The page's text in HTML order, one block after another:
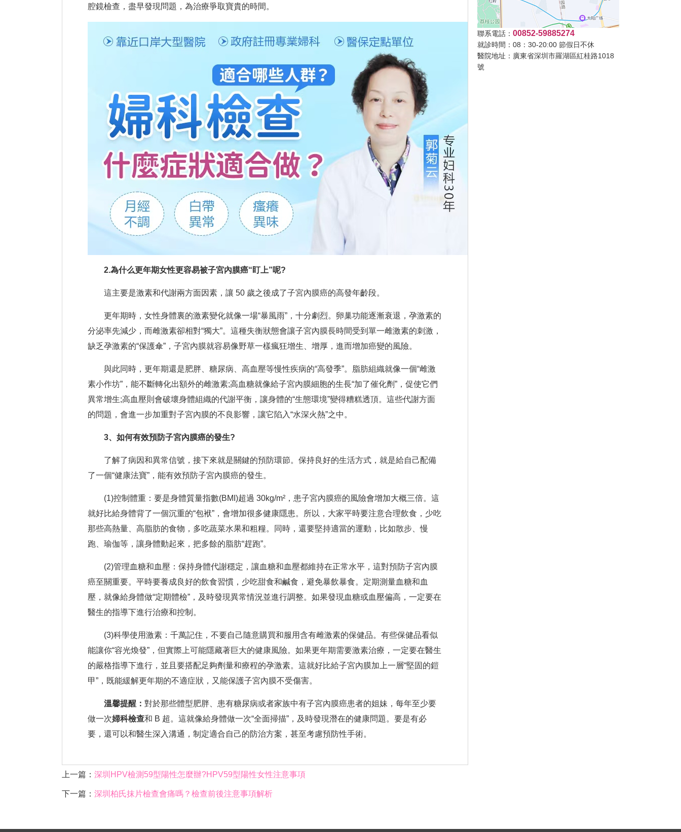
腔鏡檢查，盡早發現問題，為治療爭取寶貴的時間。
2.為什么更年期女性更容易被子宮內膜癌“盯上”呢?
這主要是激素和代謝兩方面因素，讓 50 歲之後成了子宮內膜癌的高發年齡段。
更年期時，女性身體裏的激素變化就像一場“暴風雨”，十分劇烈。卵巢功能逐漸衰退，孕激素的
分泌率先減少，而雌激素卻相對“獨大”。這種失衡狀態會讓子宮內膜長時間受到單一雌激素的刺激，
缺乏孕激素的“保護傘”，子宮內膜就容易像野草一樣瘋狂增生、增厚，進而增加癌變的風險。
與此同時，更年期還是肥胖、糖尿病、高血壓等慢性疾病的“高發季”。脂肪組織就像一個“雌激
素小作坊”，能不斷轉化出額外的雌激素;高血糖就像給子宮內膜細胞的生長“加了催化劑”，促使它們
異常增生;高血壓則會破壞身體組織的代謝平衡，讓身體的“生態環境”變得糟糕透頂。這些代謝方面
的問題，會進一步加重對子宮內膜的不良影響，讓它陷入“水深火熱”之中。
3、如何有效預防子宮內膜癌的發生?
了解了病因和異常信號，接下來就是關鍵的預防環節。保持良好的生活方式，就是給自己配備
了一個“健康法寶”，能有效預防子宮內膜癌的發生。
(1)控制體重：要是身體質量指數(BMI)超過 30kg/m²，患子宮內膜癌的風險會增加大概三倍。這
就好比給身體背了一個沉重的“包袱”，會增加很多健康隱患。所以，大家平時要注意合理飲食，少吃
那些高熱量、高脂肪的食物，多吃蔬菜水果和粗糧。同時，還要堅持適當的運動，比如散步、慢
跑、瑜伽等，讓身體動起來，把多餘的脂肪“趕跑”。
(2)管理血糖和血壓：保持身體代謝穩定，讓血糖和血壓都維持在正常水平，這對預防子宮內膜
癌至關重要。平時要養成良好的飲食習慣，少吃甜食和鹹食，避免暴飲暴食。定期測量血糖和血
壓，就像給身體做“定期體檢”，及時發現異常情況並進行調整。如果發現血糖或血壓偏高，一定要在
醫生的指導下進行治療和控制。
(3)科學使用激素：千萬記住，不要自己隨意購買和服用含有雌激素的保健品。有些保健品看似
能讓你“容光煥發”，但實際上可能隱藏著巨大的健康風險。如果更年期需要激素治療，一定要在醫生
的嚴格指導下進行，並且要搭配足夠劑量和療程的孕激素。這就好比給子宮內膜加上一層“堅固的鎧
甲”，既能緩解更年期的不適症狀，又能保護子宮內膜不受傷害。
溫馨提醒： 對於那些體型肥胖、患有糖尿病或者家族中有子宮內膜癌患者的姐妹，每年至少要
做一次婦科檢查和 B 超。這就像給身體做一次“全面掃描”，及時發現潛在的健康問題。要是有必
要，還可以和醫生深入溝通，制定適合自己的防治方案，甚至考慮預防性手術。
上一篇： 深圳HPV檢測59型陽性怎麼辦?HPV59型陽性女性注意事項
下一篇： 深圳柏氏抹片檢查會痛嗎？檢查前後注意事項解析
聯系電話： 00852-59885274
就診時間：08：30-20:00 節假日不休
醫院地址：廣東省深圳市羅湖區紅桂路1018
號